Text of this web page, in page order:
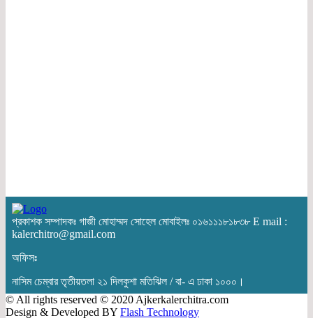
প্রকাশক সম্পাদকঃ গাজী মোহাম্মদ সোহেল মোবাইলঃ ০১৬১১১৮১৮৩৮ E mail :
kalerchitro@gmail.com
অফিসঃ
নাসিম চেম্বার তৃতীয়তলা ২১ দিলকুশা মতিঝিল / বা- এ ঢাকা ১০০০।
© All rights reserved © 2020 Ajkerkalerchitra.com
Design & Developed BY Flash Technology